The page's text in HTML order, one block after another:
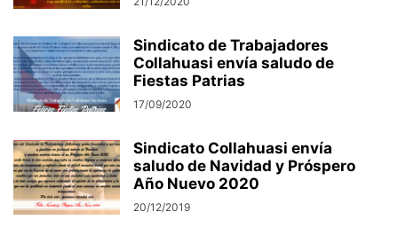
Sindicato de Trabajadores
Collahuasi envía saludo de
Fiestas Patrias
17/09/2020
Sindicato Collahuasi envía
saludo de Navidad y Próspero
Año Nuevo 2020
20/12/2019